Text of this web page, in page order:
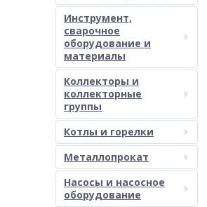
Инструмент,
сварочное
оборудование и
материалы
Коллекторы и
коллекторные
группы
Котлы и горелки
Металлопрокат
Насосы и насосное
оборудование